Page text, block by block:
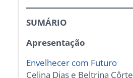
SUMÁRIO
Apresentação
Envelhecer com Futuro
Celina Dias e Beltrina Côrte